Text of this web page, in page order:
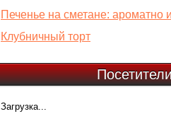
Печенье на сметане: ароматно
Клубничный торт
Загрузка...